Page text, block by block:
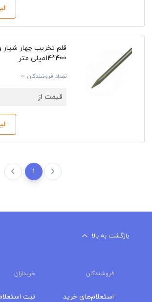
قلم تخریب چهار
400*14میلی متر
تعداد فروشندگان :0
قیمت از
1
بازگشت به بالا
فروشندگان خریداران
استعلام‌های خرید ثبت